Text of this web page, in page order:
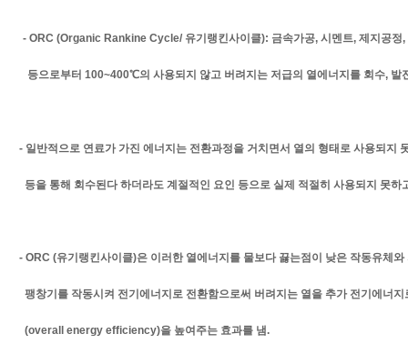
- ORC (Organic Rankine Cycle/ 유기랭킨사이클): 금속가공, 시멘트, 제지공정
등으로부터 100~400℃의 사용되지 않고 버려지는 저급의 열에너지를 회수, 발
- 일반적으로 연료가 가진 에너지는 전환과정을 거치면서 열의 형태로 사용되지
등을 통해 회수된다 하더라도 계절적인 요인 등으로 실제 적절히 사용되지 못하
- ORC (유기랭킨사이클)은 이러한 열에너지를 물보다 끓는점이 낮은 작동유체
팽창기를 작동시켜 전기에너지로 전환함으로써 버려지는 열을 추가 전기에너
(overall energy efficiency)을 높여주는 효과를 냄.